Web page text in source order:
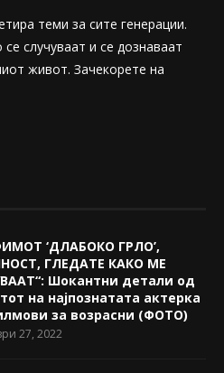
теми за сите генерации.
случуваат и се дознаваат
живот. Зачекорете на
‘ДЛАБОКО ГРЛО’,
ГЛЕДАТЕ КАКО МЕ
Шокантни детали од
на најпознатата актерка
за возрасни (ФОТО)
27, 2022